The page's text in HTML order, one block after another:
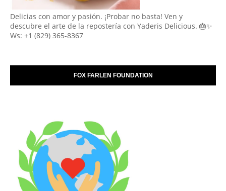
Delicias con amor y pasión. ¡Probar no basta! Ven y
descubre el arte de la repostería con Yaderis Delicious. 🎂✨
Ws: +1 (829) 365-8367
FOX FARLEN FOUNDATION